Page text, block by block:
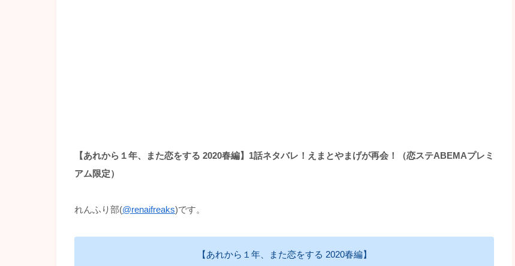
【あれから１年、また恋をする 2020春編】1話ネタバレ！えまとやまげが再会！（恋ステABEMAプレミ
アム限定）
れんふり部(@renaifreaks)です。
【あれから１年、また恋をする 2020春編】